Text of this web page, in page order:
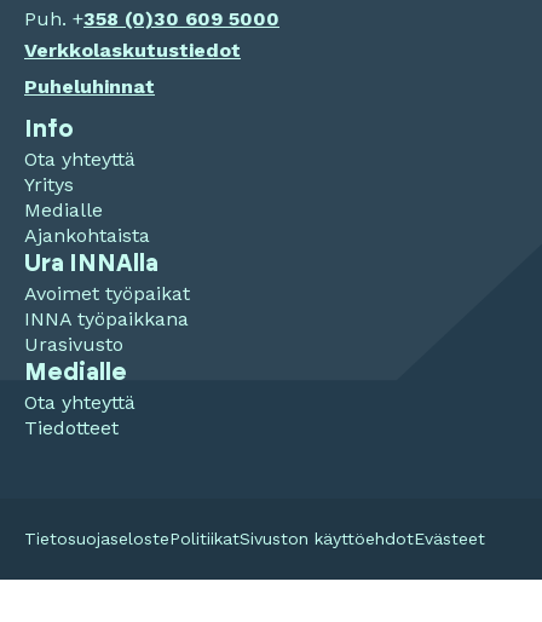
Puh. +358 (0)30 609 5000
Verkkolaskutustiedot
Puheluhinnat
Info
Ota yhteyttä
Yritys
Medialle
Ajankohtaista
Ura INNAlla
Avoimet työpaikat
INNA työpaikkana
Urasivusto
Medialle
Ota yhteyttä
Tiedotteet
TietosuojaselostePolitiikatSivuston käyttöehdotEvästeet